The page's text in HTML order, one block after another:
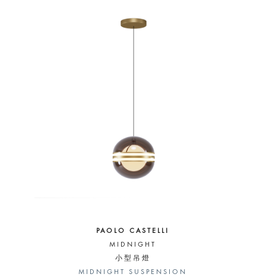
PAOLO CASTELLI
MIDNIGHT
小型吊燈
MIDNIGHT SUSPENSION